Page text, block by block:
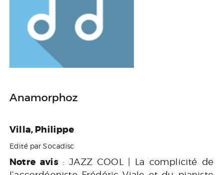
Anamorphoz
Villa, Philippe
Edité par Socadisc
Notre avis: JAZZ COOL | La complicité de